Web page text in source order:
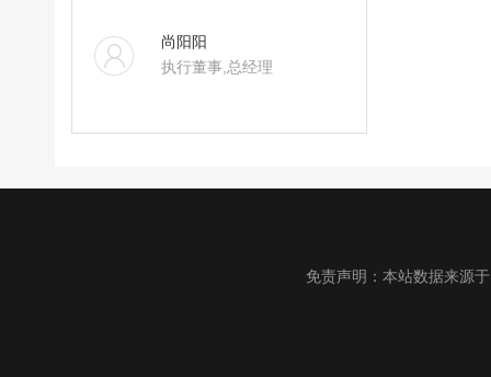
尚阳阳
执行董事,总经理
免责声明：本站数据来源